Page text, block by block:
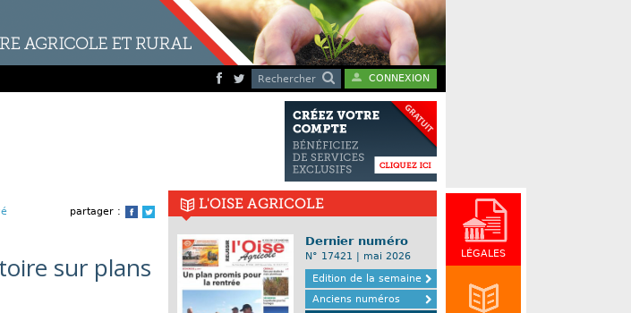
Rechercher CONNEXION
LÉGALES
partager :
Facebook
Twitter
sur plans
L'OISE AGRICOLE
Dernier numéro
N° 17421 | mai 2026
Edition de la semaine
Anciens numéros